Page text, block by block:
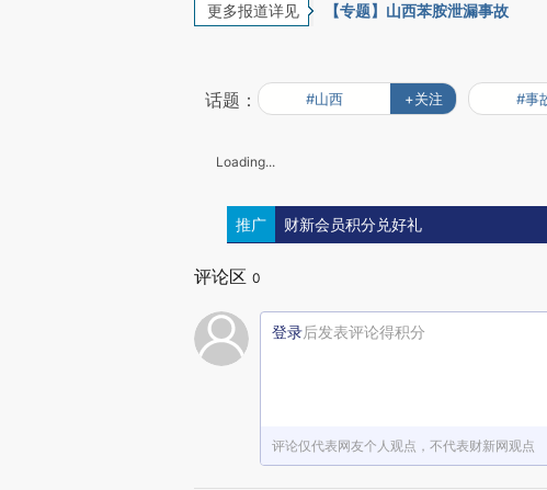
更多报道详见 【专题】山西苯胺泄漏事故
话题： #山西 +关注 #事
Loading...
推广 财新会员积分兑好礼
评论区 0
登录后发表评论得积分
评论仅代表网友个人观点，不代表财新网观点